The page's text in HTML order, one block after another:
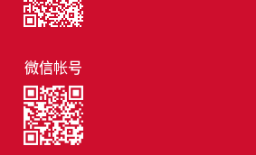
微信帐号